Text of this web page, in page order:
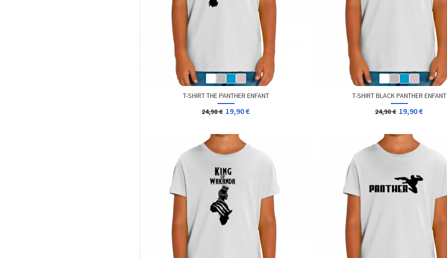
T-SHIRT THE PANTHER ENFANT
24,90 € 19,90 €
T-SHIRT BLACK PANTHER ENFANT
24,90 € 19,90 €